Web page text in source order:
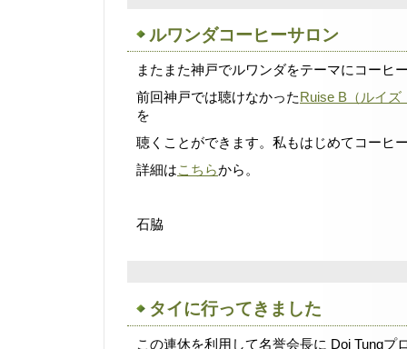
ルワンダコーヒーサロン
またまた神戸でルワンダをテーマにコーヒ
前回神戸では聴けなかった Ruise B（ルイズ
を
聴くことができます。私もはじめてコーヒ
詳細はこちらから。
石脇
タイに行ってきました
この連休を利用して名誉会長に Doi Tungプ